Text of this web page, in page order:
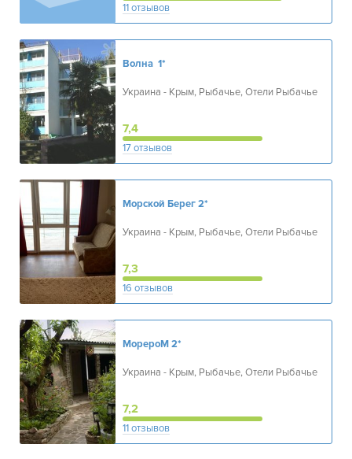
11 отзывов
Волна 1*
Украина - Крым, Рыбачье, Отели Рыбачье
7,4
17 отзывов
Морской Берег2*
Украина - Крым, Рыбачье, Отели Рыбачье
7,3
16 отзывов
МорероМ2*
Украина - Крым, Рыбачье, Отели Рыбачье
7,2
11 отзывов